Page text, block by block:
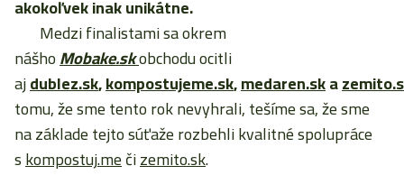
akokoľvek inak unikátne.
Medzi finalistami sa okrem
nášhoMobake.skobchodu ocitli
ajdublez.sk,kompostujeme.sk,medaren.ska
tomu, že sme tento rok nevyhrali, tešíme sa, že sme
na základe tejto súťaže rozbehli kvalitné spolupráce
skompostuj.mečizemito.sk.